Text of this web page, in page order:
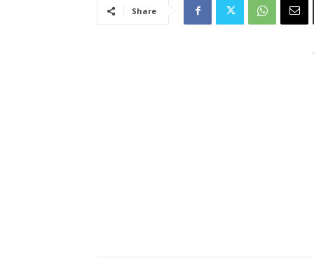
Share